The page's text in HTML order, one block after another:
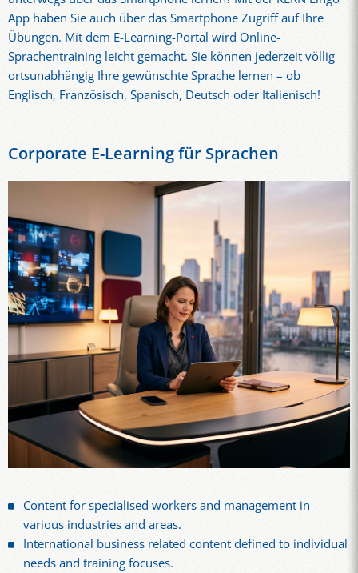
App haben Sie auch über das Smartphone Zugriff auf Ihre
Übungen. Mit dem E-Learning-Portal wird Online-
Sprachentraining leicht gemacht. Sie können jederzeit völlig
ortsunabhängig Ihre gewünschte Sprache lernen – ob
Englisch, Französisch, Spanisch, Deutsch oder Italienisch!
Corporate E-Learning für Sprachen
Content for specialised workers and management in
various industries and areas.
International business related content defined to individual
needs and training focuses.